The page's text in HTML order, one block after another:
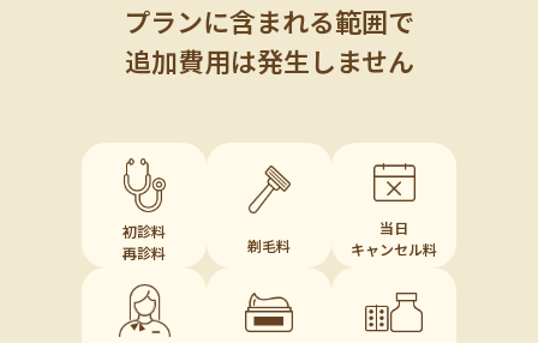
プランに含まれる範囲で
追加費用は発生しません
初診料
再診料
剃毛料
当日
キャンセル料